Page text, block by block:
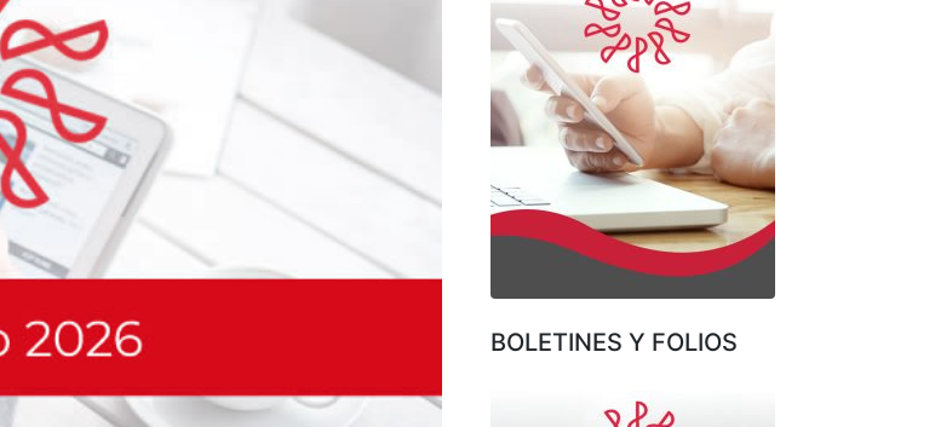
BOLETINES Y FOLIOS